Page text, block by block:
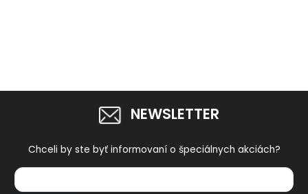
NEWSLETTER
Chceli by ste byť informovaní o špeciálnych akciách?